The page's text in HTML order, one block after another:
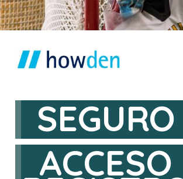
SEGURO
ACCESO